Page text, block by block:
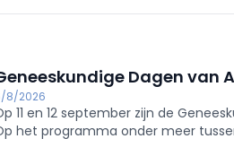
Dagen van
8/2026
11 en 12 september zijn de
het programma onder meer